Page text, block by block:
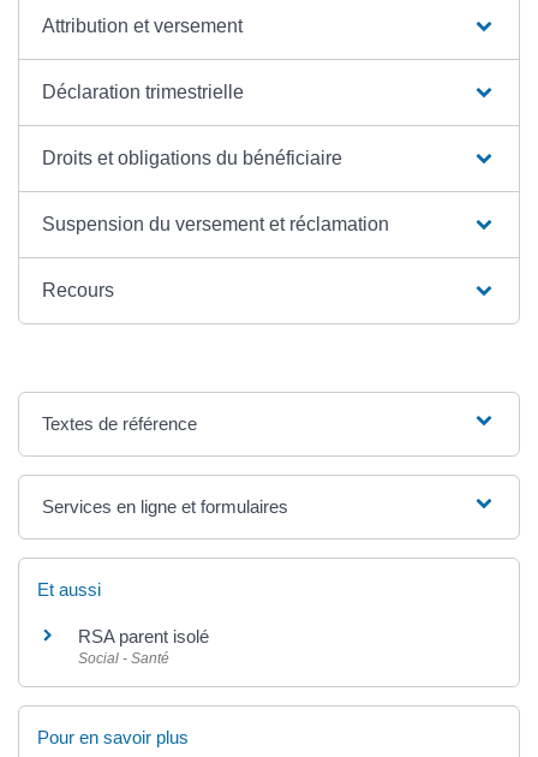
Attribution et versement
Déclaration trimestrielle
Droits et obligations du bénéficiaire
Suspension du versement et réclamation
Recours
Textes de référence
Services en ligne et formulaires
Et aussi
RSA parent isolé
Social - Santé
Pour en savoir plus